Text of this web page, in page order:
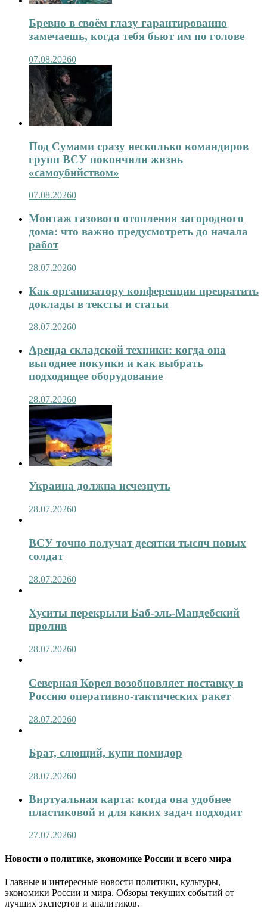
Бревно в своём глазу гарантированно
замечаешь, когда тебя бьют им по голове
07.08.20260
Под Сумами сразу несколько командиров
групп ВСУ покончили жизнь
«самоубийством»
07.08.20260
Монтаж газового отопления загородного
дома: что важно предусмотреть до начала
работ
28.07.20260
Как организатору конференции превратить
доклады в тексты и статьи
28.07.20260
Аренда складской техники: когда она
выгоднее покупки и как выбрать
подходящее оборудование
28.07.20260
Украина должна исчезнуть
28.07.20260
ВСУ точно получат десятки тысяч новых
солдат
28.07.20260
Хуситы перекрыли Баб-эль-Мандебский
пролив
28.07.20260
Северная Корея возобновляет поставку в
Россию оперативно-тактических ракет
28.07.20260
Брат, слющий, купи помидор
28.07.20260
Виртуальная карта: когда она удобнее
пластиковой и для каких задач подходит
27.07.20260
Новости о политике, экономике России и всего мира
Главные и интересные новости политики, культуры,
экономики России и мира. Обзоры текущих событий от
лучших экспертов и аналитиков.